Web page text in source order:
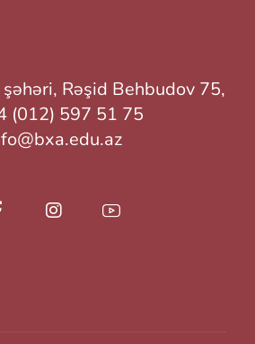
Rəşid Behbudov 75,
(012) 597 51 75